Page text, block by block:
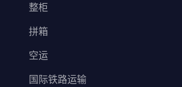
整柜
拼箱
空运
国际铁路运输